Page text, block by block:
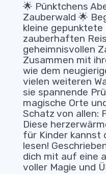
🌟 Pünktchens
Zauberwald 🌟
kleine
zauberhaften
geheimnisvollen
Zusammen mit
wie dem
vielen weiteren
sie spannende
magische Orte
Schatz von allen:
Diese
für Kinder kannst
lesen!
dich mit auf eine
voller Magie und